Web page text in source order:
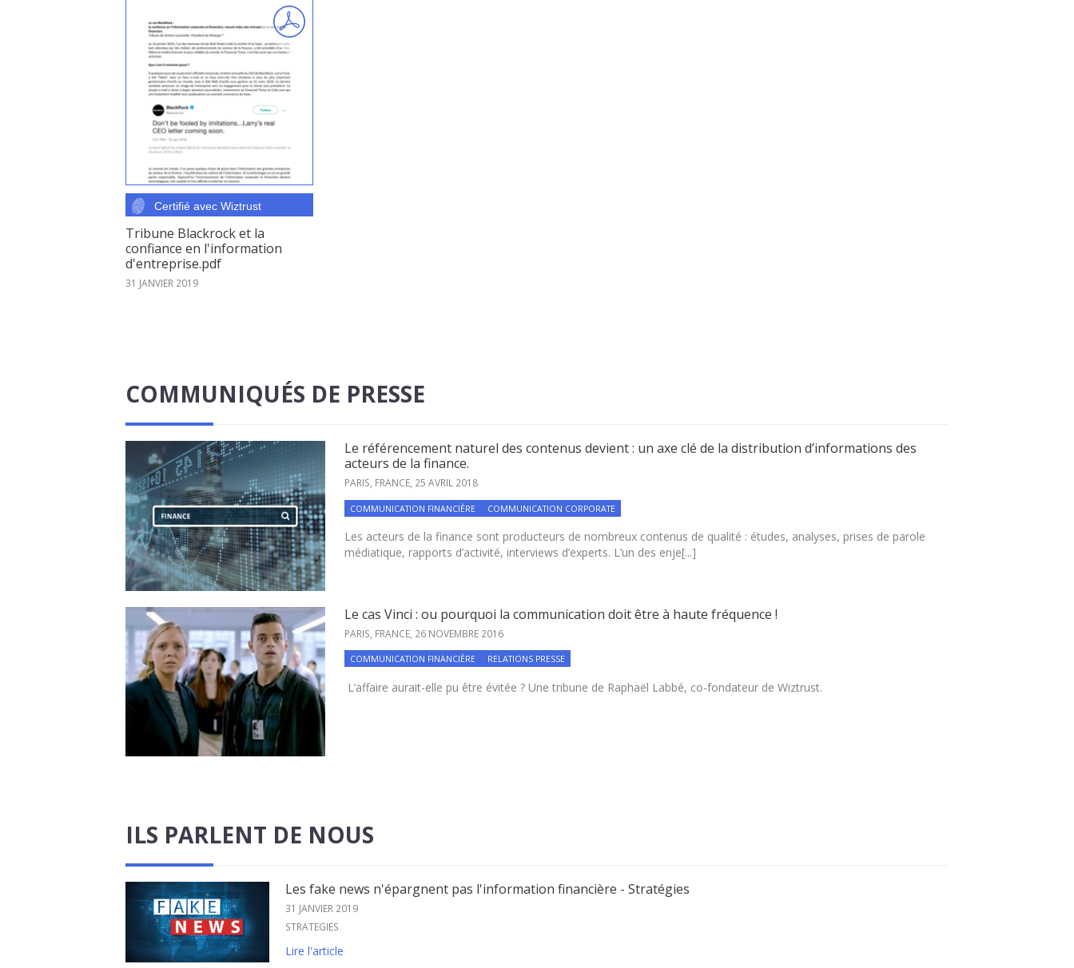
Tribune Blackrock et la
confiance en l'information
d'entreprise.pdf
31 JANVIER 2019
COMMUNIQUÉS DE PRESSE
Le référencement naturel des contenus devient : un axe clé de la distribution d’informations des
acteurs de la finance.
PARIS, FRANCE, 25 AVRIL 2018
COMMUNICATION FINANCIÈRE COMMUNICATION CORPORATE
Les acteurs de la finance sont producteurs de nombreux contenus de qualité : études, analyses, prises de parole
médiatique, rapports d’activité, interviews d’experts. L’un des enje[...]
Le cas Vinci : ou pourquoi la communication doit être à haute fréquence !
PARIS, FRANCE, 26 NOVEMBRE 2016
COMMUNICATION FINANCIÈRE RELATIONS PRESSE
L’affaire aurait-elle pu être évitée ? Une tribune de Raphaël Labbé, co-fondateur de Wiztrust.
ILS PARLENT DE NOUS
Les fake news n'épargnent pas l'information financière - Stratégies
31 JANVIER 2019
STRATEGIES
Lire l'article